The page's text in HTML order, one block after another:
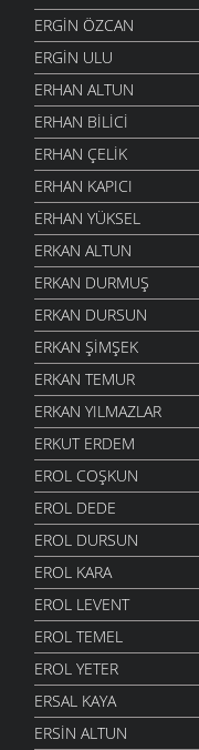
ERGIN ÖZCAN
ERGIN ULU
ERHAN ALTUN
ERHAN BILICI
ERHAN ÇELIK
ERHAN KAPICI
ERHAN YÜKSEL
ERKAN ALTUN
ERKAN DURMUŞ
ERKAN DURSUN
ERKAN ŞIMŞEK
ERKAN TEMUR
ERKAN YILMAZLAR
ERKUT ERDEM
EROL COŞKUN
EROL DEDE
EROL DURSUN
EROL KARA
EROL LEVENT
EROL TEMEL
EROL YETER
ERSAL KAYA
ERSIN ALTUN